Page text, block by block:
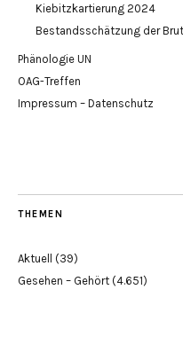
Kiebitzkartierung 2024
Bestandsschätzung der
Phänologie UN
OAG-Treffen
Impressum – Datenschutz
THEMEN
Aktuell (39)
Gesehen – Gehört (4.651)